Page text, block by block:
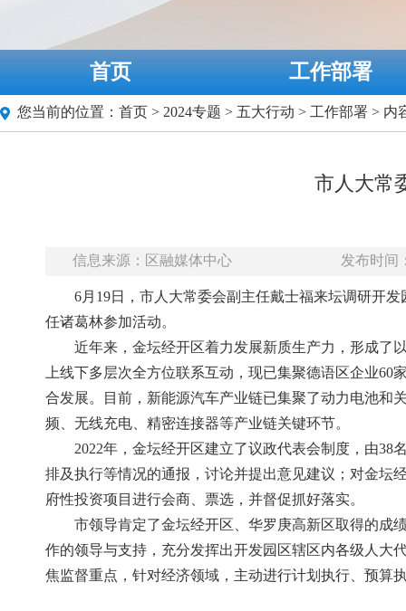
首页 工作部署
您当前的位置： 首页 > 2024专题 > 五大行动 > 工作部署 > 内
市人大常
信息来源：区融媒体中心 发布时间
6月19日，市人大常委会副主任戴士福来坛调研开
任诸葛林参加活动。
近年来，金坛经开区着力发展新质生产力，形成了
上线下多层次全方位联系互动，现已集聚德语区企业
合发展。目前，新能源汽车产业链已集聚了动力电池和
频、无线充电、精密连接器等产业链关键环节。
2022年，金坛经开区建立了议政代表会制度，由
排及执行等情况的通报，讨论并提出意见建议；对金坛
府性投资项目进行会商、票选，并督促抓好落实。
市领导肯定了金坛经开区、华罗庚高新区取得的成
作的领导与支持，充分发挥出开发园区辖区内各级人大
焦监督重点，针对经济领域，主动进行计划执行、预算